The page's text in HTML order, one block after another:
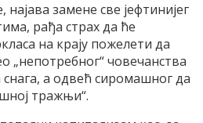
најава замене све јефтинијег
рађа страх да ће
на крају пожелети да
„непотребног“ човечанства
а одвећ сиромашног да
тражњи“.